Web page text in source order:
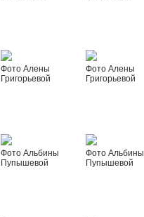
Фото Алены
Григорьевой
Фото Алены
Григорьевой
Фото Альбины
Пупышевой
Фото Альбины
Пупышевой